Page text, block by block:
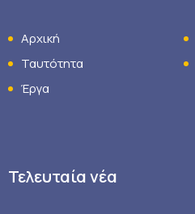
Αρχική
Ταυτότητα
Έργα
Τελευταία νέα